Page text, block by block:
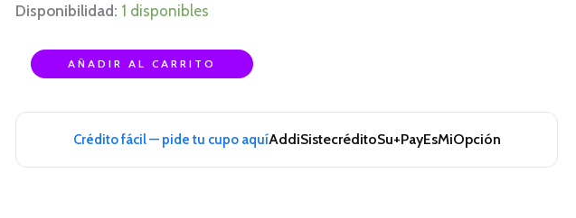
Disponibilidad: 1 disponibles
AÑADIR AL CARRITO
Crédito fácil — pide tu cupo aquíAddiSistecréditoSu+PayEsMiOpción